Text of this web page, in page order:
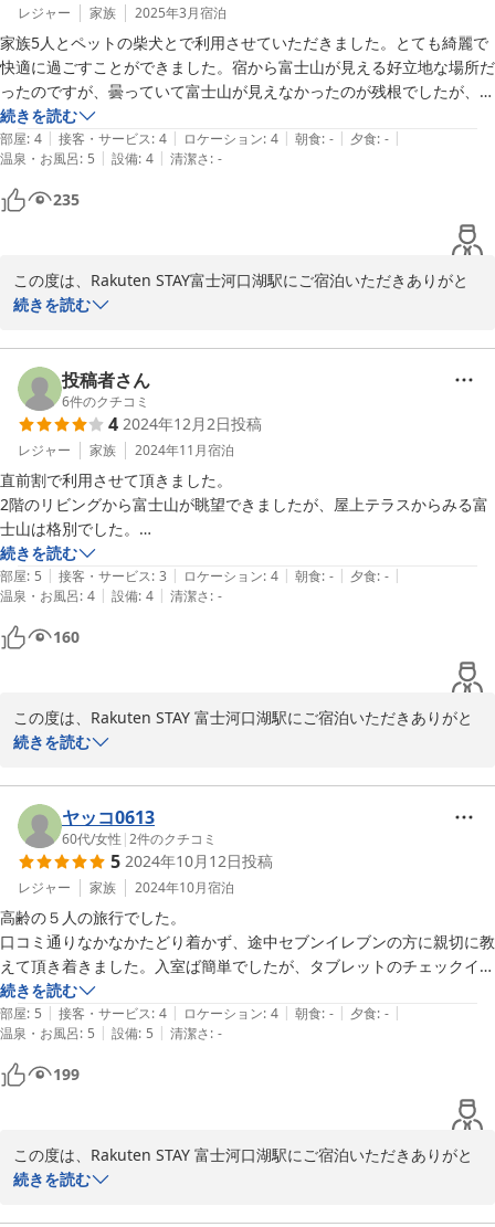
てご不快な思いをさせてしまい、誠に申し訳ございませんでした。
清掃や管理体制の見直し、備品の買換検討を行い、今後このような
ことがないよう努めてまいります。また、BBQの表記についても分
かりやすいご案内となるよう改善を検討いたします。
貴重なご意見をいただき、誠にありがとうございました。今後もよ
り快適にお過ごしいただける施設を目指してまいります。
Rakuten STAY 富士河口湖駅
2025-06-13
レジャー 家族 2025年3月宿泊
家族5人とペットの柴犬とで利用させていただきました。とても綺麗で
快適に過ごすことができました。宿から富士山が見える好立地な場所だ
ったのですが、曇っていて富士山が見えなかったのが残根でしたが、是
非また利用させていただきたいと思いました。
続きを読む
部屋: 4 | 接客・サービス: 4 | ロケーション: 4 | 朝食: - | 夕食: - |
温泉・お風呂: 5 | 設備: 4 | 清潔さ: -
235
この度は、Rakuten STAY富士河口湖駅にご宿泊いただきありがと
うございました。
ご家族5名様と愛犬の柴犬ちゃんでのご滞在、お部屋の清潔さと快
適さにご満足いただけたようで大変嬉しく思います。
当施設は、ペット同伴のお客様にもゆったりとお過ごしいただける
よう心がけておりますので、お喜びいただけて光栄です。
富士山の眺望については、天候に恵まれず残念な結果となってしま
い申し訳ございませんでした。
富士山は季節や天候によって様々な表情を見せてくれますので、次
回のご滞在時には、ぜひ晴れた日の美しい富士山をご覧いただけれ
ばと思います。
「是非また利用させていただきたい」とのお言葉をいただき、スタ
次回のご滞在では、より一層快適にお過ごしいただけるよう、サー
ご家族の皆様と愛犬ちゃんのまたのお越しを心よりお待ちしており
ます。
Rakuten STAY富士河口湖駅
2025-04-11
続きを読む
投稿者さん
6件のクチコミ
4 2024年12月2日投稿
レジャー 家族 2024年11月宿泊
直前割で利用させて頂きました。
2階のリビングから富士山が眺望できましたが、屋上テラスからみる富
士山は格別でした。
雲ひとつ無く、晴天で最高の景色でした。
お風呂はジェットバス付きで凄く気持ち良かったです。
家電機器で一つ残念だったのが電子レンジの調子が悪かったのかなかな
か温めが出来ませんでした。
あと施設まだの道中はナビにもよるのかもしれませんが道がすごく狭か
夜に周辺を歩いてみましたが707号線からではなく、富士吉田駅前の道
から入った方が安全に到着すると思いました。
続きを読む
部屋: 5 | 接客・サービス: 3 | ロケーション: 4 | 朝食: - | 夕食: - |
温泉・お風呂: 4 | 設備: 4 | 清潔さ: -
160
この度は、Rakuten STAY 富士河口湖駅にご宿泊いただきありがと
うございました。
屋上テラスからの富士山の眺望をお楽しみいただけたとのこと、大
変嬉しく思います。また、ジェットバスもご満足いただけたようで
何よりです。
一方で、電子レンジの不具合によりご不便をおかけし、誠に申し訳
ございませんでした。早急に点検を行い、交換しております。ま
た、施設までの道中が分かりづらかったとのご指摘もありがとうご
ざいます。
今後、より分かりやすい案内を提供できるよう新たに看板設置を検
討しております。
ご家族皆様にご満足いただけたとのお言葉を励みに、さらに快適な
宿泊体験を提供できるよう努めてまいります。
Rakuten STAY 富士河口湖駅
続きを読む
ヤッコ0613
60代/女性 |2件のクチコミ
5 2024年10月12日投稿
レジャー 家族 2024年10月宿泊
高齢の５人の旅行でした。
口コミ通りなかなかたどり着かず、途中セブンイレブンの方に親切に教
えて頂き着きました。入室ば簡単でしたが、タブレットのチェックイン
は大変でした。５人の情報の入力は高齢者は大変。次はすんなり行くと
思います。しかしお部屋は綺麗だし、ベットも大きいしとてもとても満
足。翌朝富士山も目の前に見え本当に感激でした。
キッチンに食器先器付いてるといいと思いました。しかしとても満足で
した。また利用したいです。
続きを読む
部屋: 5 | 接客・サービス: 4 | ロケーション: 4 | 朝食: - | 夕食: - |
温泉・お風呂: 5 | 設備: 5 | 清潔さ: -
199
この度は、Rakuten STAY 富士河口湖駅にご宿泊いただきありがと
うございました。
続きを読む